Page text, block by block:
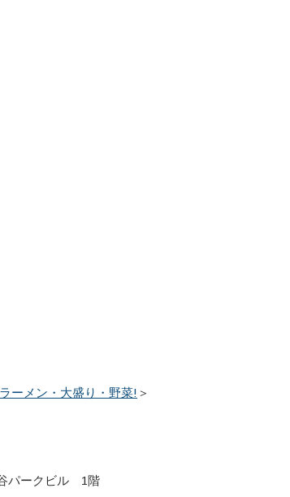
ーメン・大盛り・野菜! ＞
パークビル 1階